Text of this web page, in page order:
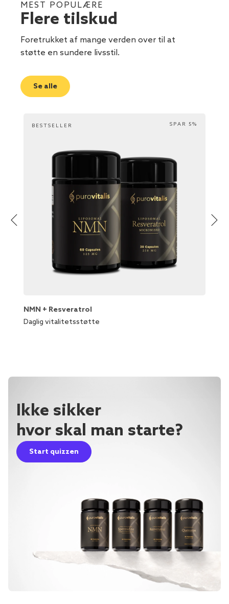
MEST POPULÆRE
Flere tilskud
Foretrukket af mange verden over til at
støtte en sundere livsstil.
Se alle
SPAR 5%
BESTSELLER
NMN + Resveratrol
Daglig vitalitetsstøtte
Ikke sikker
hvor skal man starte?
Start quizzen